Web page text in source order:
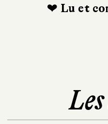
❤ Lu et